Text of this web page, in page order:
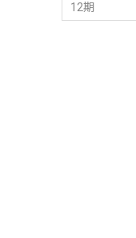
12期